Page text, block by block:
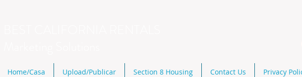
Home/Casa Upload/Publicar Section 8 Housing Contact Us Privacy